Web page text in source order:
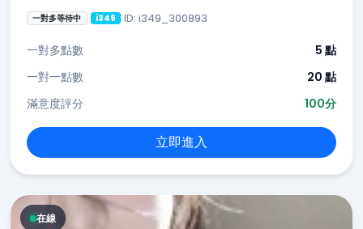
一對多等待中 i349 ID: i349_300893
一對多點數
5 點
一對一點數
20 點
滿意度評分
100分
立即進入
在線